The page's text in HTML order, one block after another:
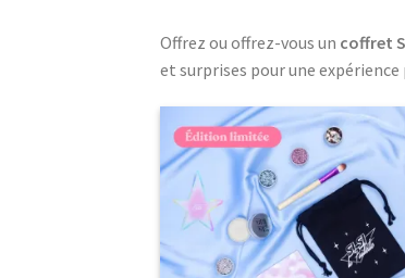
Offrez ou offrez-vous un coffret
et surprises pour une
AJOUTER
AUX
FAVORIS